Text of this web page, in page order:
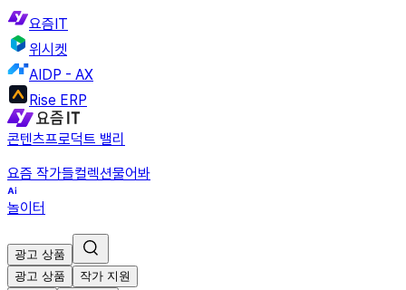
요즘IT
위시켓
AIDP - AX
Rise ERP
콘텐츠프로덕트 밸리
요즘 작가들컬렉션물어봐
놀이터
광고 상품
광고 상품
작가 지원